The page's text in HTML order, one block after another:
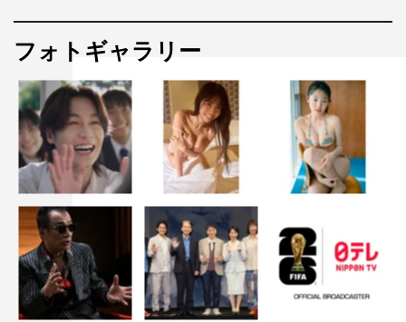
ORIGINAL LOVE・田島貴男
田島貴男
「女になって出直せよ」野口五郎（1979年）（詞：阿久
悠／曲：筒美京平）
フォトギャラリー